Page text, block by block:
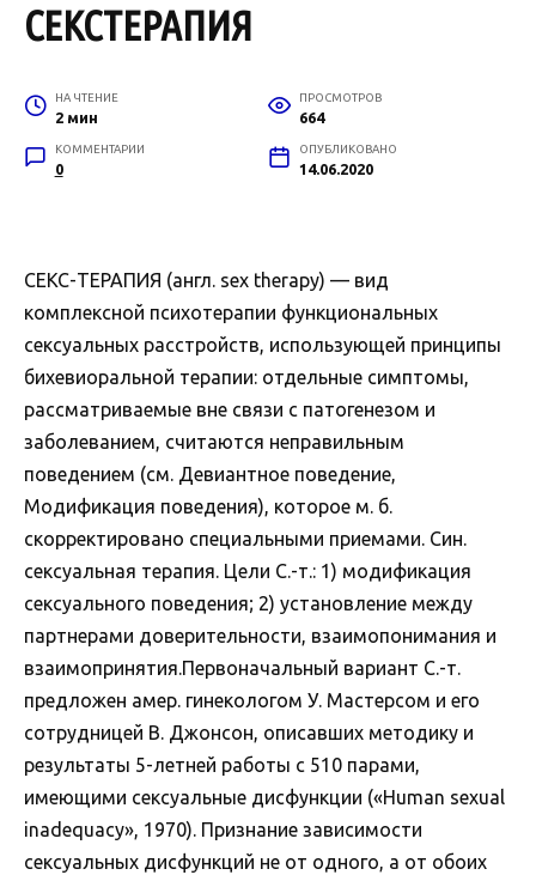
СЕКСТЕРАПИЯ
НА ЧТЕНИЕ
2 мин
ПРОСМОТРОВ
664
КОММЕНТАРИИ
0
ОПУБЛИКОВАНО
14.06.2020
СЕКС-ТЕРАПИЯ (англ. sex therapy) — вид
комплексной психотерапии функциональных
сексуальных расстройств, использующей принципы
бихевиоральной терапии: отдельные симптомы,
рассматриваемые вне связи с патогенезом и
заболеванием, считаются неправильным
поведением (см. Девиантное поведение,
Модификация поведения), которое м. б.
скорректировано специальными приемами. Син.
сексуальная терапия. Цели С.-т.: 1) модификация
сексуального поведения; 2) установление между
партнерами доверительности, взаимопонимания и
взаимопринятия.Первоначальный вариант С.-т.
предложен амер. гинекологом У. Мастерсом и его
сотрудницей В. Джонсон, описавших методику и
результаты 5-летней работы с 510 парами,
имеющими сексуальные дисфункции («Human sexual
inadequacy», 1970). Признание зависимости
сексуальных дисфункций не от одного, а от обоих